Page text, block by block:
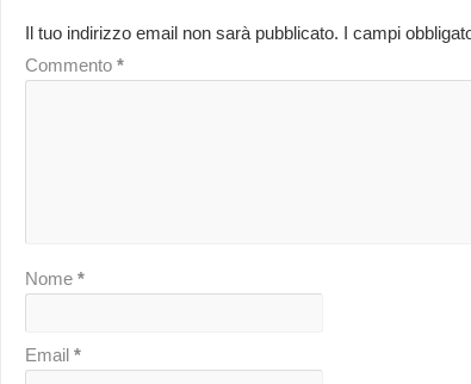
Il tuo indirizzo email non sarà pubblicato. I campi
Commento *
Nome *
Email *